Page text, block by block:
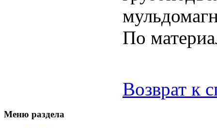
По
Возврат к
Меню раздела